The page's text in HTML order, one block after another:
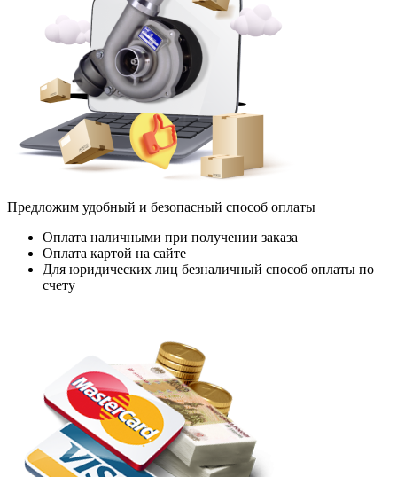
Предложим удобный и безопасный способ оплаты
Оплата наличными при получении заказа
Оплата картой на сайте
Для юридических лиц безналичный способ оплаты по
счету